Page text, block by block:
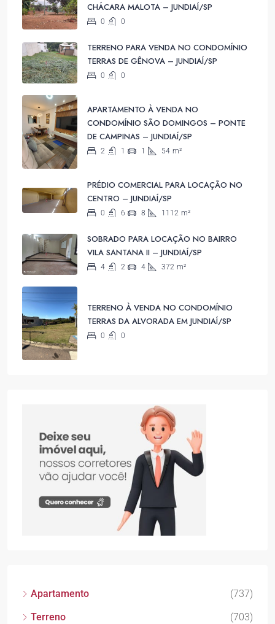
CHÁCARA MALOTA – JUNDIAÍ/SP
0 0
TERRENO PARA VENDA NO CONDOMÍNIO
TERRAS DE GÊNOVA – JUNDIAÍ/SP
0 0
APARTAMENTO À VENDA NO
CONDOMÍNIO SÃO DOMINGOS – PONTE
DE CAMPINAS – JUNDIAÍ/SP
2 1 1 54 m²
PRÉDIO COMERCIAL PARA LOCAÇÃO NO
CENTRO – JUNDIAÍ/SP
0 6 8 1112 m²
SOBRADO PARA LOCAÇÃO NO BAIRRO
VILA SANTANA II – JUNDIAÍ/SP
4 2 4 372 m²
TERRENO À VENDA NO CONDOMÍNIO
TERRAS DA ALVORADA EM JUNDIAÍ/SP
0 0
Apartamento
(737)
Terreno
(703)